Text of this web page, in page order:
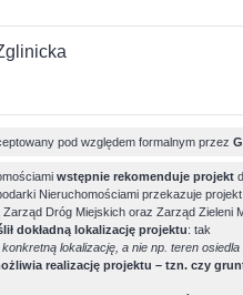
Zglinicka
pod względem formalnym przez
wstępnie rekomenduje projekt
Nieruchomościami przekazuje
Dróg Miejskich oraz Zarząd Zieleni
dokładną lokalizację projektu: tak
lokalizację, a nie np. teren osiedla
realizację projektu – tzn. czy